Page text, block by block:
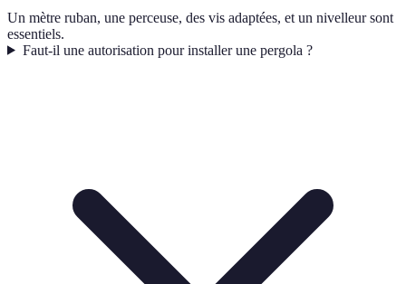
Un mètre ruban, une perceuse, des vis adaptées, et un nivelleur sont
essentiels.
Faut-il une autorisation pour installer une pergola ?